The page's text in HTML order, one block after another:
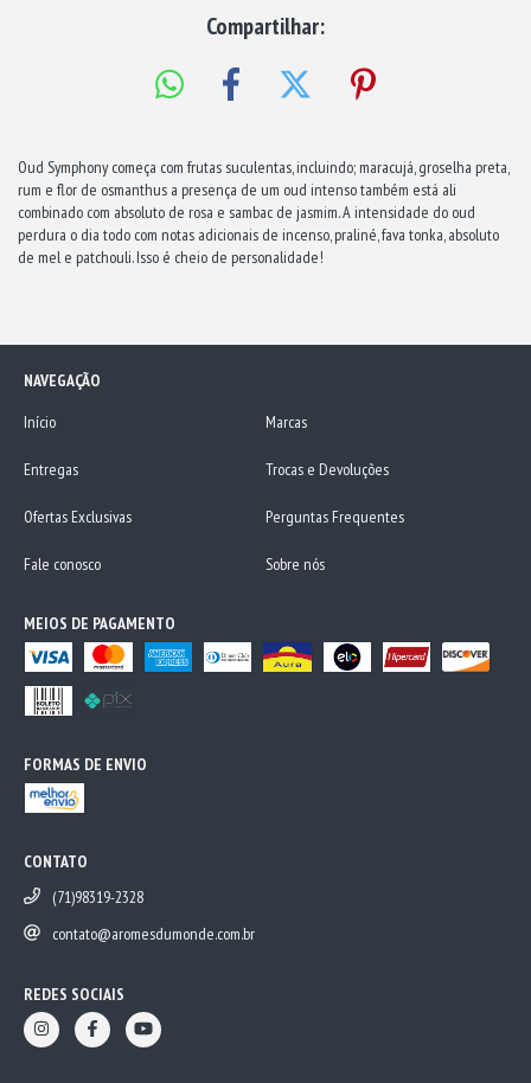
Compartilhar:
Oud Symphony começa com frutas suculentas, incluindo; maracujá, groselha preta,
rum e flor de osmanthus a presença de um oud intenso também está ali
combinado com absoluto de rosa e sambac de jasmim. A intensidade do oud
perdura o dia todo com notas adicionais de incenso, praliné, fava tonka, absoluto
de mel e patchouli. Isso é cheio de personalidade!
NAVEGAÇÃO
Início
Marcas
Entregas Trocas e Devoluções
Ofertas Exclusivas Perguntas Frequentes
Fale conosco Sobre nós
MEIOS DE PAGAMENTO
FORMAS DE ENVIO
CONTATO
(71)98319-2328
contato@aromesdumonde.com.br
REDES SOCIAIS